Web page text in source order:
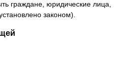
граждане, юридические лица,
законом).